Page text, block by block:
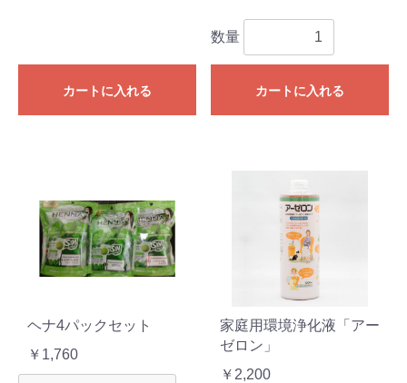
カートに入れる
数量
カートに入れる
ヘナ4パックセット
￥1,760
家庭用環境浄化液「アー
ゼロン」
￥2,200